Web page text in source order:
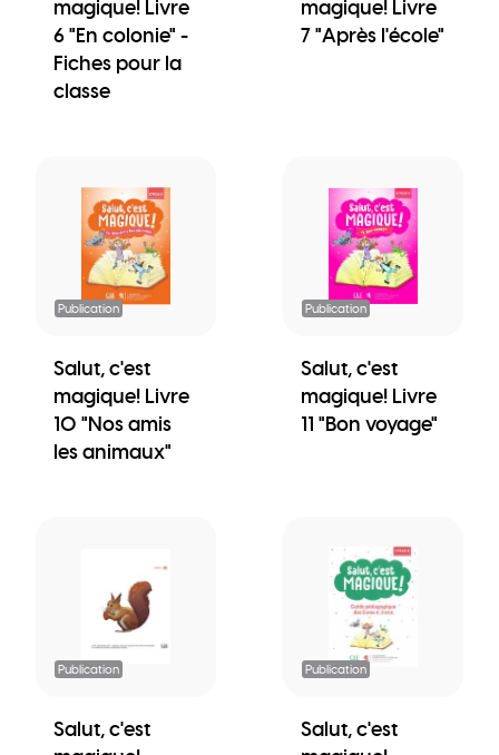
magique! Livre
6 "En colonie" -
Fiches pour la
classe
magique! Livre
7 "Après l'école"
Publication
Salut, c'est
magique! Livre
10 "Nos amis
les animaux"
Publication
Salut, c'est
magique! Livre
11 "Bon voyage"
Publication
Salut, c'est
Publication
Salut, c'est